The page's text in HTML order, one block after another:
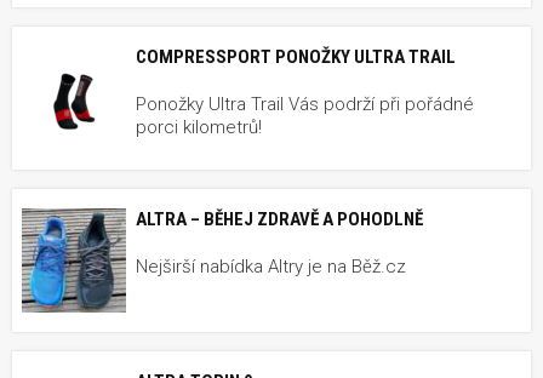
COMPRESSPORT PONOŽKY ULTRA TRAIL
Ponožky Ultra Trail Vás podrží při pořádné
porci kilometrů!
ALTRA – BĚHEJ ZDRAVĚ A POHODLNĚ
Nejširší nabídka Altry je na Běž.cz